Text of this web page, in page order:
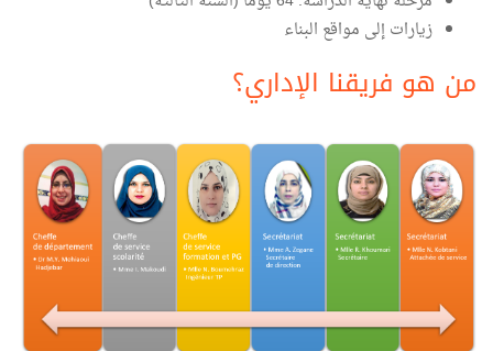
زيارات إلى مواقع البناء
من هو فريقنا الإداري؟